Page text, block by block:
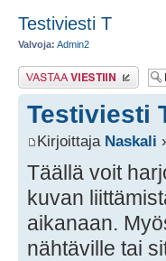
Testiviesti T
Valvoja: Admin2
Lähetä vastaus
Testiviesti
Kirjoittaja Naskali
Täällä voit
kuvan
aikanaan.
nähtäville tai